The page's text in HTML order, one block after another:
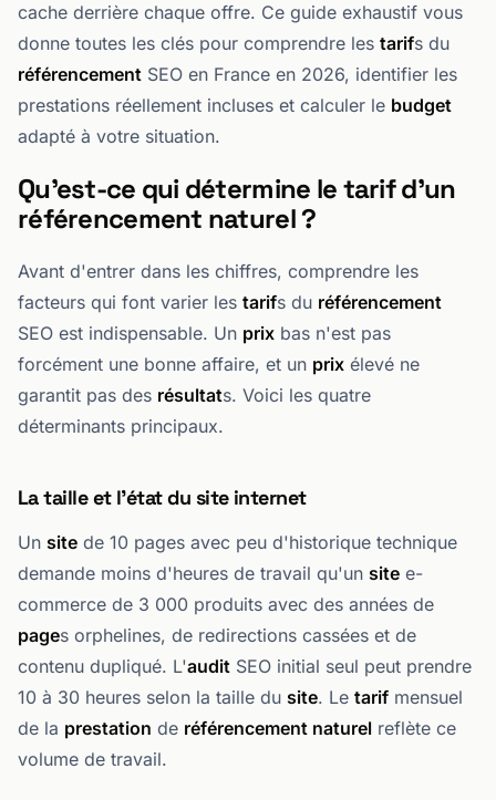
cache derrière chaque offre. Ce guide exhaustif vous
donne toutes les clés pour comprendre les tarifs du
référencement SEO en France en 2026, identifier les
prestations réellement incluses et calculer le budget
adapté à votre situation.
Qu'est-ce qui détermine le tarif d'un
référencement naturel ?
Avant d'entrer dans les chiffres, comprendre les
facteurs qui font varier les tarifs du référencement
SEO est indispensable. Un prix bas n'est pas
forcément une bonne affaire, et un prix élevé ne
garantit pas des résultats. Voici les quatre
déterminants principaux.
La taille et l'état du site internet
Un site de 10 pages avec peu d'historique technique
demande moins d'heures de travail qu'un site e-
commerce de 3 000 produits avec des années de
pages orphelines, de redirections cassées et de
contenu dupliqué. L'audit SEO initial seul peut prendre
10 à 30 heures selon la taille du site. Le tarif mensuel
de la prestation de référencement naturel reflète ce
volume de travail.